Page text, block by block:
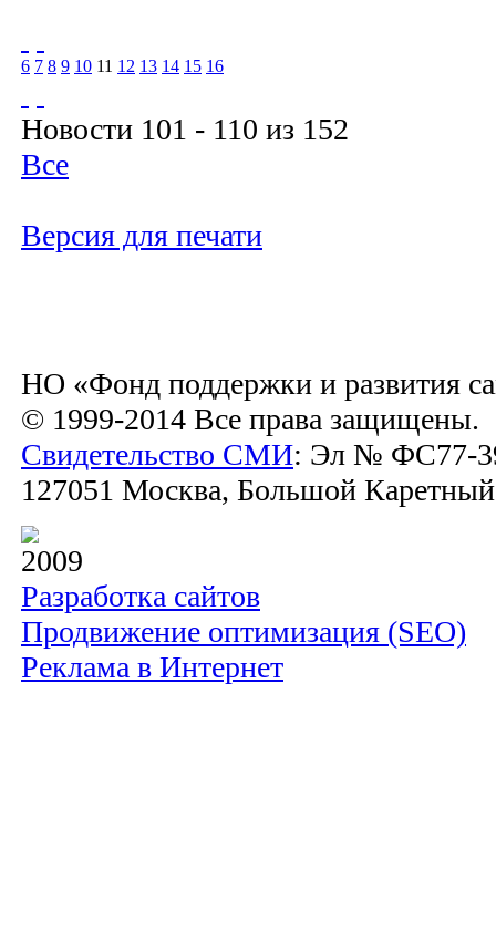
6 7 8 9 10 11 12 13 14 15 16
Новости 101 - 110 из 152
Все
Версия для печати
НО «Фонд поддержки и развития
© 1999-2014 Все права защищены.
Свидетельство СМИ: Эл № ФС77-
127051 Москва, Большой
2009
Разработка сайтов
Продвижение оптимизация (SEO)
Реклама в Интернет